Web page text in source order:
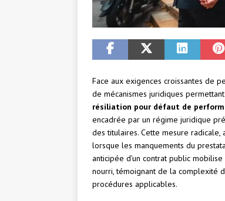
Face aux exigences croissantes de
de mécanismes juridiques
résiliation pour défaut de
encadrée par un régime juridique
des titulaires. Cette mesure
lorsque les manquements du
anticipée d’un contrat public
nourri, témoignant de la complexité
procédures applicables.